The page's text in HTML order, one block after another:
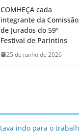
COMHEÇA cada
integrante da Comissão
de Jurados do 59º
Festival de Parintins
25 de junho de 2026